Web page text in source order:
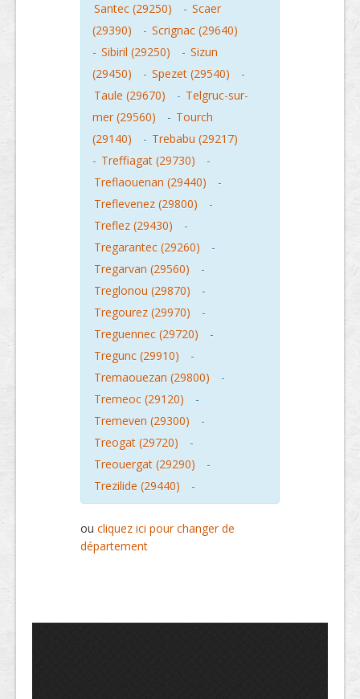
Santec (29250)
- Scaer
(29390)
- Scrignac (29640)
- Sibiril (29250) - Sizun
(29450)
- Spezet (29540)
-
Taule (29670)
- Telgruc-sur-
mer (29560)
- Tourch
(29140)
- Trebabu (29217)
- Treffiagat (29730)
-
Treflaouenan (29440)
-
Treflevenez (29800)
-
Treflez (29430)
-
Tregarantec (29260)
-
Tregarvan (29560)
-
Treglonou (29870)
-
Tregourez (29970)
-
Treguennec (29720)
-
Tregunc (29910)
-
Tremaouezan (29800)
-
Tremeoc (29120)
-
Tremeven (29300)
-
Treogat (29720)
-
Treouergat (29290)
-
Trezilide (29440)
-
ou cliquez ici pour changer de
département